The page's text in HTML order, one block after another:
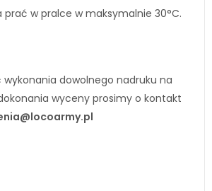
prać w pralce w maksymalnie 30°C.
wykonania dowolnego nadruku na
wyceny prosimy o kontakt